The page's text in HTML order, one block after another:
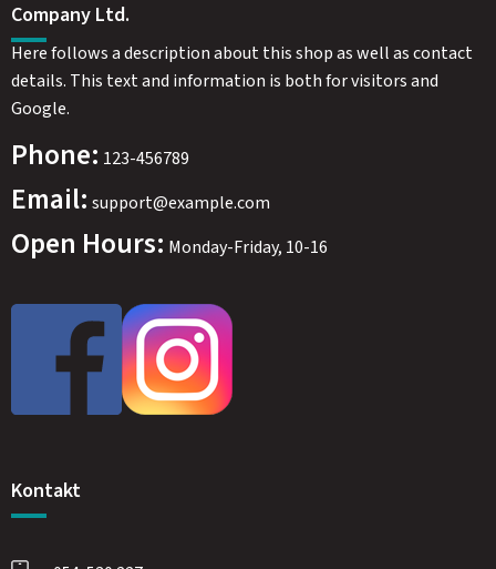
Company Ltd.
Here follows a description about this shop as well as contact
details. This text and information is both for visitors and
Google.
Phone: 123-456789
Email: support@example.com
Open Hours: Monday-Friday, 10-16
Kontakt